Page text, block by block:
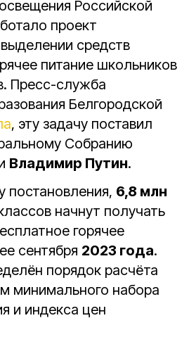
Российской
проект
средств
питание школьников
Пресс-служба
Белгородской
, эту задачу поставил
Собранию
Владимир Путин.
постановления, 6,8 млн
начнут получать
горячее
сентября 2023 года.
порядок расчёта
минимального набора
и индекса цен